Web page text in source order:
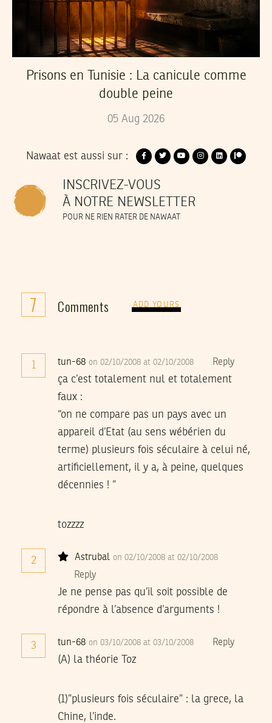
Prisons en Tunisie : La canicule comme
double peine
05 Aug 2026
Nawaat est aussi sur :
INSCRIVEZ-VOUS
À NOTRE NEWSLETTER
POUR NE RIEN RATER DE NAWAAT
7 Comments ADD YOURS
1 tun-68 on 02/10/2008 at 02/10/2008 Reply
ça c’est totalement nul et totalement
faux :
“on ne compare pas un pays avec un
appareil d’Etat (au sens wébérien du
terme) plusieurs fois séculaire à celui né,
artificiellement, il y a, à peine, quelques
décennies ! ”
tozzzz
2 Astrubal on 02/10/2008 at 02/10/2008
Reply
Je ne pense pas qu’il soit possible de
répondre à l’absence d’arguments !
3 tun-68 on 03/10/2008 at 03/10/2008 Reply
(A) la théorie Toz
(1)”plusieurs fois séculaire” : la grece, la
Chine, l’inde.